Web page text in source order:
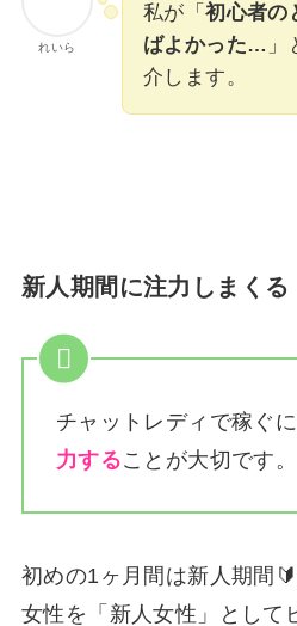
れいら
私が「初心者の
ばよかった…
介します。
新人期間に注力しまくる
チャットレディで稼ぐ
力することが大切です。
初めの1ヶ月間は新人期間
女性を「新人女性」として